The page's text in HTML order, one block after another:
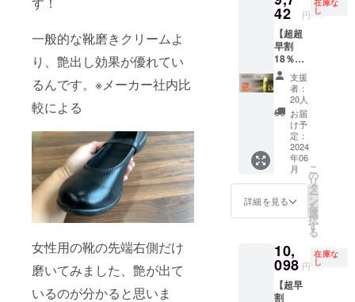
一般的な靴磨きクリームよ
り、艶出し効果が優れてい
るんです。※メーカー社内比
較による
女性用の靴の先端右側だけ
磨いてみました、艶が出て
いるのが分かると思いま
セカン
ズ」×1
本パッ
ケージ
■一般販
売予定
価格
3,960円
(消費税
等込み)
※税込・
送料無
料 ※ 割
引率は
製品本
体の販
もので
す。
42 円
在庫な
し
【超超
早割
18％OF
F】 レ
ザー
ロー
ション
「ミ
ラーポ
リッ
シュ60
セカン
ズ」3本
セット
■セット
内容 ・
ラーポ
リッ
シュ60
セカン
ズ」×3
支援
者：
20人
お届
け予
定：
2024
年06
月
詳細を見る
こ
の
リ
タ
ー
ン
を
選
択
す
る
10,
098 円
在庫な
し
【超早
割